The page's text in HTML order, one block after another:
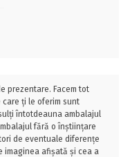
prezentare. Facem tot
ți le oferim sunt
întotdeauna ambalajul
fără o înștiințare
de eventuale diferențe
imaginea afișată și cea a